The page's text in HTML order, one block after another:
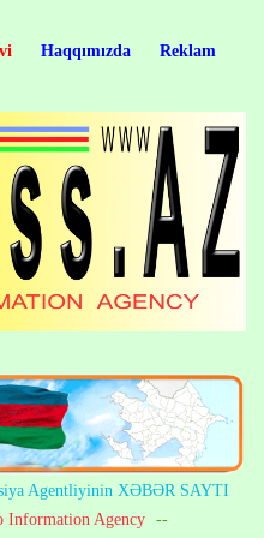
Haqqımızda
Reklam
Agentliyinin XƏBƏR SAYTI
Information Agency --